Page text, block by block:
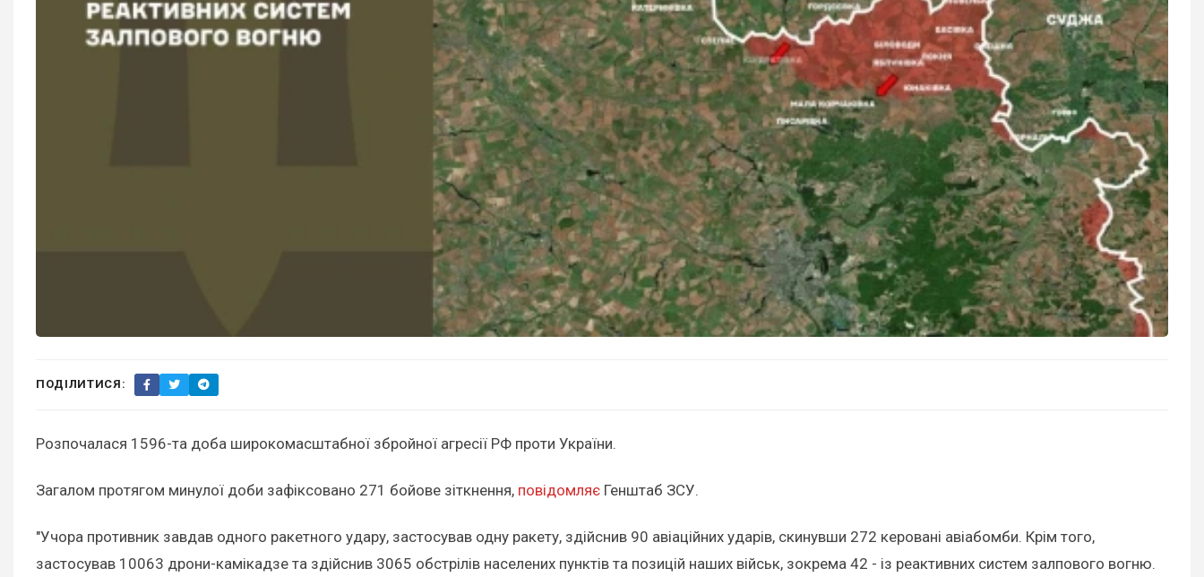
ПОДІЛИТИСЯ:
Розпочалася 1596-та доба широкомасштабної збройної агресії РФ проти України.
Загалом протягом минулої доби зафіксовано 271 бойове зіткнення, повідомляє Генштаб ЗСУ.
"Учора противник завдав одного ракетного удару, застосував одну ракету, здійснив 90 авіаційних ударів, скинувши 272 керовані авіабомби. Крім того,
застосував 10063 дрони-камікадзе та здійснив 3065 обстрілів населених пунктів та позицій наших військ, зокрема 42 - із реактивних систем залпового вогню.